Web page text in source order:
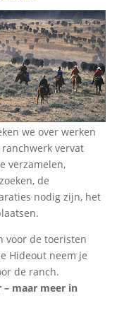
we over werken
vervat
verzamelen,
de
nodig zijn, het
voor de toeristen
Hideout neem je
de ranch.
maar meer in